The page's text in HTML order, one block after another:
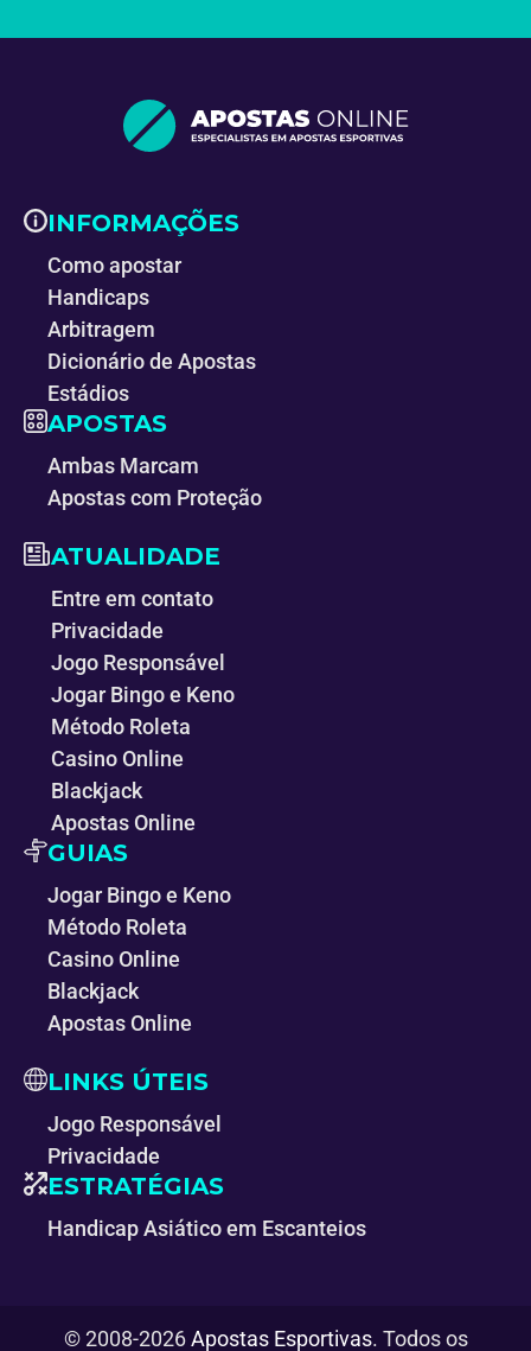
INFORMAÇÕES
Como apostar
Handicaps
Arbitragem
Dicionário de Apostas
Estádios
APOSTAS
Ambas Marcam
Apostas com Proteção
ATUALIDADE
Entre em contato
Privacidade
Jogo Responsável
Jogar Bingo e Keno
Método Roleta
Casino Online
Blackjack
Apostas Online
GUIAS
Jogar Bingo e Keno
Método Roleta
Casino Online
Blackjack
Apostas Online
LINKS ÚTEIS
Jogo Responsável
Privacidade
ESTRATÉGIAS
Handicap Asiático em Escanteios
© 2008-2026Apostas Esportivas. Todos os